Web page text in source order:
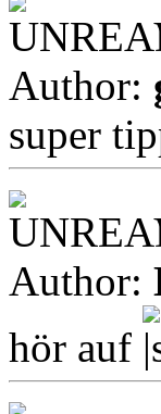
Author:
super
Author:
hör auf